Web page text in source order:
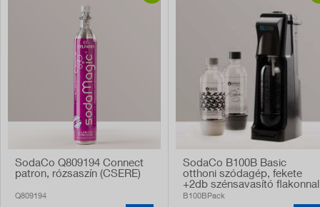
SodaCo Q809194 Connect
patron, rózsaszín (CSERE)
Q809194
SodaCo B100B Basic
otthoni szódagép, fekete
+2db szénsavasító flakonnal
B100BPack